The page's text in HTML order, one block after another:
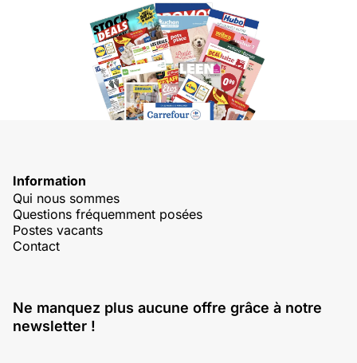
Information
Qui nous sommes
Questions fréquemment posées
Postes vacants
Contact
Ne manquez plus aucune offre grâce à notre
newsletter !